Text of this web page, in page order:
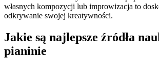
własnych kompozycji lub improwizacja to
odkrywanie swojej kreatywności.
Jakie są najlepsze źródła
pianinie